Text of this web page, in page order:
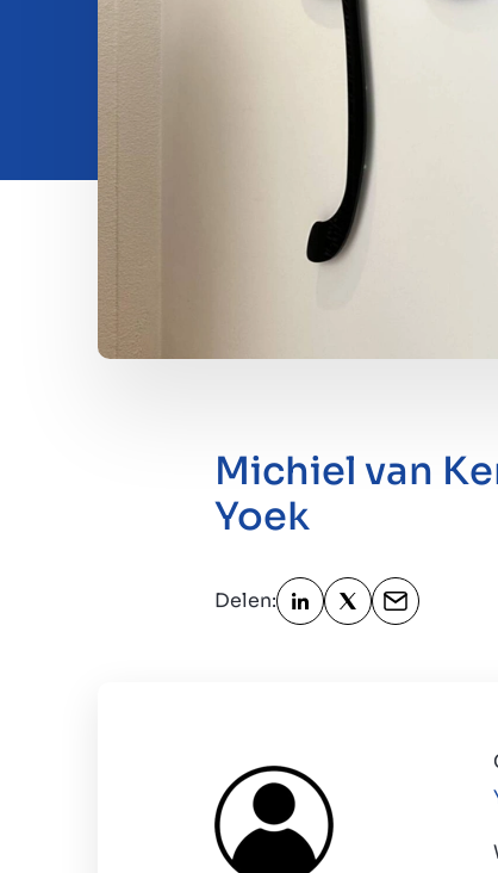
Michiel van
Yoek
Delen: